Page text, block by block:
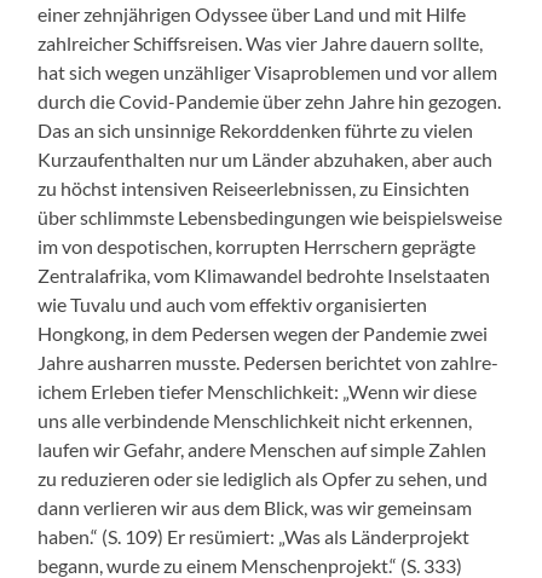
ein­er zehn­jähri­gen Odyssee über Land und mit Hil­fe
zahlre­ich­er Schiff­s­reisen. Was vier Jahre dauern sollte,
hat sich wegen unzäh­liger Vis­aprob­le­men und vor allem
durch die Covid-Pan­demie über zehn Jahre hin gezo­gen.
Das an sich unsin­nige Reko­rd­denken führte zu vie­len
Kurza­ufen­thal­ten nur um Län­der abzuhak­en, aber auch
zu höchst inten­siv­en Reiseer­leb­nis­sen, zu Ein­sicht­en
über schlimm­ste Lebens­be­din­gun­gen wie beispiel­sweise
im von despo­tis­chen, kor­rupten Herrsch­ern geprägte
Zen­tralafri­ka, vom Kli­mawan­del bedro­hte Insel­staat­en
wie Tuvalu und auch vom effek­tiv organ­isierten
Hongkong, in dem Ped­er­sen wegen der Pan­demie zwei
Jahre aushar­ren musste. Ped­er­sen berichtet von zahlre­
ichem Erleben tiefer Men­schlichkeit: „Wenn wir diese
uns alle verbindende Men­schlichkeit nicht erken­nen,
laufen wir Gefahr, andere Men­schen auf sim­ple Zahlen
zu reduzieren oder sie lediglich als Opfer zu sehen, und
dann ver­lieren wir aus dem Blick, was wir gemein­sam
haben.“ (S. 109) Er resümiert: „Was als Län­der­pro­jekt
begann, wurde zu einem Men­schen­pro­jekt.“ (S. 333)